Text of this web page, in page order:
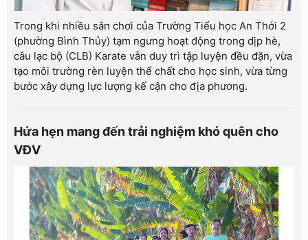
Trong khi nhiều sân chơi của Trường Tiểu học An Thới 2
(phường Bình Thủy) tạm ngưng hoạt động trong dịp hè,
câu lạc bộ (CLB) Karate vẫn duy trì tập luyện đều đặn, vừa
tạo môi trường rèn luyện thể chất cho học sinh, vừa từng
bước xây dựng lực lượng kế cận cho địa phương.
Hứa hẹn mang đến trải nghiệm khó quên cho
VĐV